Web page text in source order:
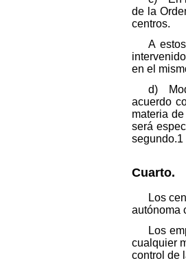
de la
centros.
A
en el
d)
acuerdo
materia
será
segundo.1
Cuarto.
Los
autónoma
Los
cualquier
control de